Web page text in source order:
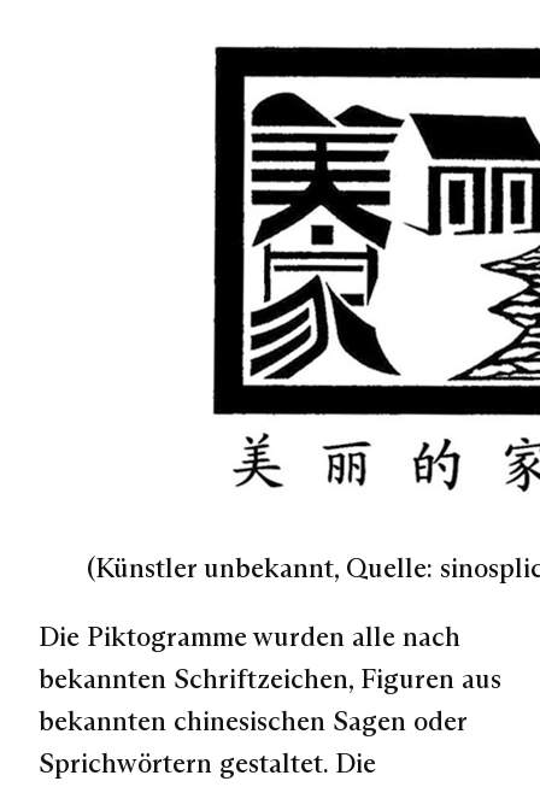
(Künstler unbekannt, Quelle:
Die Piktogramme wurden alle nach
bekannten Schriftzeichen, Figuren aus
bekannten chinesischen Sagen oder
Sprichwörtern gestaltet. Die